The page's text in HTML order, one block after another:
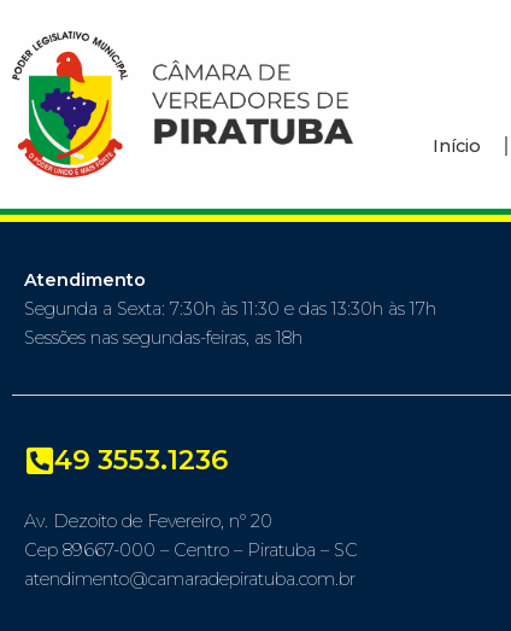
Início
Atendimento
Segunda a Sexta: 7:30h às 11:30 e das 13:30h às 17h
Sessões nas segundas-feiras, as 18h
49 3553.1236
Av. Dezoito de Fevereiro, nº 20
Cep 89667-000 – Centro – Piratuba – SC
atendimento@camaradepiratuba.com.br